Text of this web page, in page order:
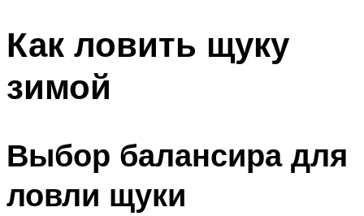
Как ловить щуку
зимой
Выбор балансира для
ловли щуки